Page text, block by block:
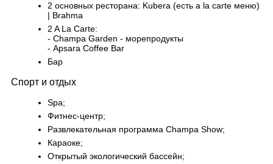
2 основных ресторана: Kubera (есть a la carte меню)
| Brahma
2 A La Carte:
- Champa Garden - морепродукты
- Apsara Coffee Bar
Бар
Спорт и отдых
Spa;
Фитнес-центр;
Развлекательная программа Champa Show;
Караоке;
Открытый экологический бассейн;